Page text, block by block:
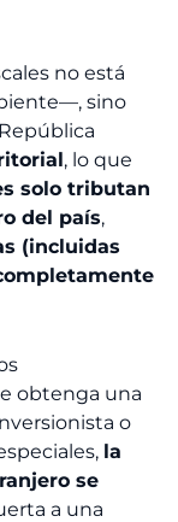
no está
sino
, lo que
solo tributan
del país,
(incluidas
obtenga una
o
la
se
a una